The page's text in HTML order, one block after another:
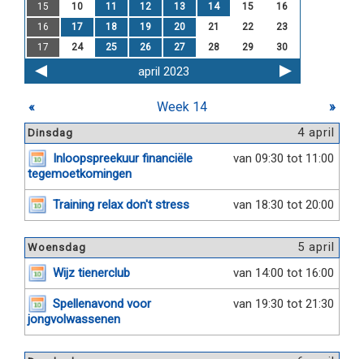
15
10 11 12 13 14 15
16
16
17 18 19 20 21 22
23
17
24 25 26 27 28 29 30
april 2023
« Week 14 »
4 april
Dinsdag
van 09:30 tot 11:00
Inloopspreekuur financiële
tegemoetkomingen
van 18:30 tot 20:00
Training relax don't stress
5 april
Woensdag
van 14:00 tot 16:00
Wijz tienerclub
van 19:30 tot 21:30
Spellenavond voor
jongvolwassenen